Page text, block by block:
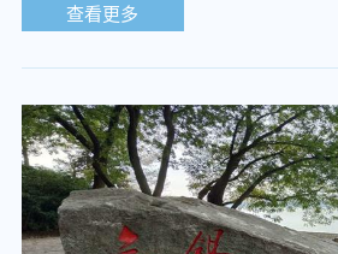
查看更多